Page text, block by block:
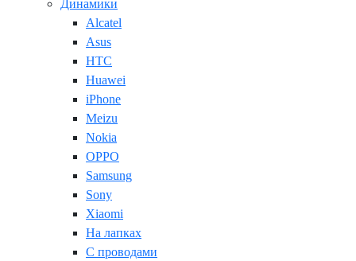
Динамики
Alcatel
Asus
HTC
Huawei
iPhone
Meizu
Nokia
OPPO
Samsung
Sony
Xiaomi
На лапках
С проводами